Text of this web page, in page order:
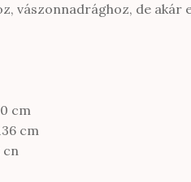
vászonnadrághoz, de akár
cm
cm
cn